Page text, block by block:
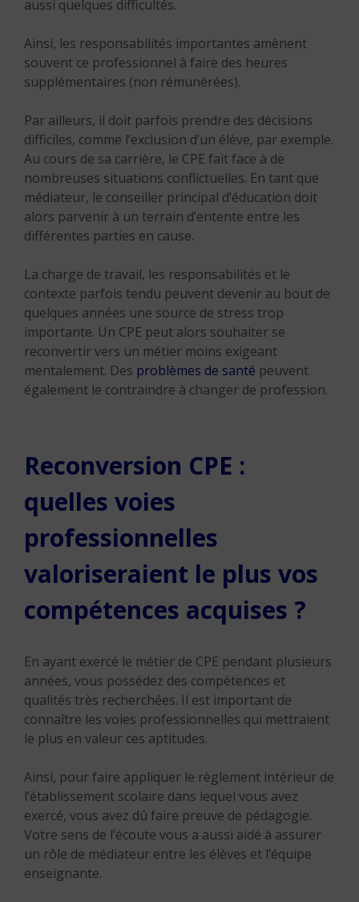
aussi quelques difficultés.
Ainsi, les responsabilités importantes amènent
souvent ce professionnel à faire des heures
supplémentaires (non rémunérées).
Par ailleurs, il doit parfois prendre des décisions
difficiles, comme l’exclusion d’un élève, par exemple.
Au cours de sa carrière, le CPE fait face à de
nombreuses situations conflictuelles. En tant que
médiateur, le conseiller principal d’éducation doit
alors parvenir à un terrain d’entente entre les
différentes parties en cause.
La charge de travail, les responsabilités et le
contexte parfois tendu peuvent devenir au bout de
quelques années une source de stress trop
importante. Un CPE peut alors souhaiter se
reconvertir vers un métier moins exigeant
mentalement. Des problèmes de santé peuvent
également le contraindre à changer de profession.
Reconversion CPE :
quelles voies
professionnelles
valoriseraient le plus vos
compétences acquises ?
En ayant exercé le métier de CPE pendant plusieurs
années, vous possédez des compétences et
qualités très recherchées. Il est important de
connaître les voies professionnelles qui mettraient
le plus en valeur ces aptitudes.
Ainsi, pour faire appliquer le règlement intérieur de
l’établissement scolaire dans lequel vous avez
exercé, vous avez dû faire preuve de pédagogie.
Votre sens de l’écoute vous a aussi aidé à assurer
un rôle de médiateur entre les élèves et l’équipe
enseignante.